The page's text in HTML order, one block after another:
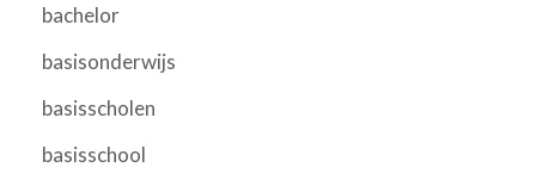
bachelor
basisonderwijs
basisscholen
basisschool